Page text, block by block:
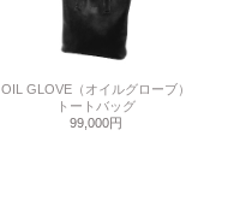
OIL GLOVE（オイルグローブ）
トートバッグ
99,000円